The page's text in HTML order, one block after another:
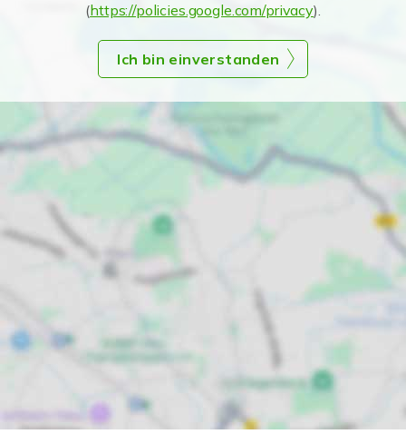
(https://policies.google.com/privacy).
Ich bin einverstanden